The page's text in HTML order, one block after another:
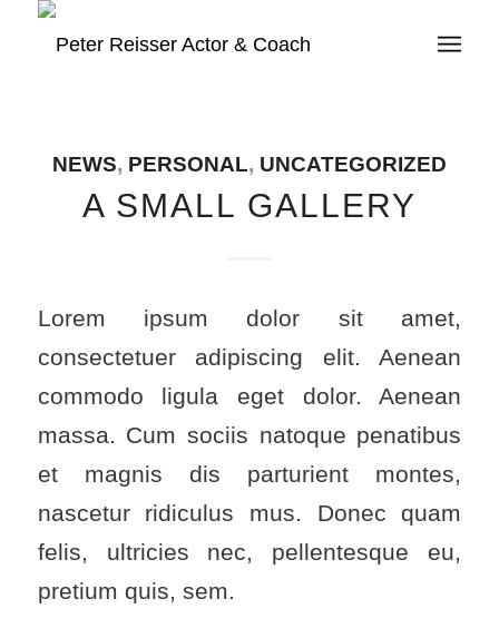
NEWS, PERSONAL, UNCATEGORIZED
A SMALL GALLERY
Lorem ipsum dolor sit amet,
consectetuer adipiscing elit. Aenean
commodo ligula eget dolor. Aenean
massa. Cum sociis natoque penatibus
et magnis dis parturient montes,
nascetur ridiculus mus. Donec quam
felis, ultricies nec, pellentesque eu,
pretium quis, sem.